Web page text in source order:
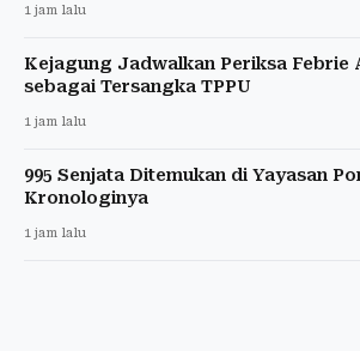
1 jam lalu
Kejagung Jadwalkan Periksa Febrie
sebagai Tersangka TPPU
1 jam lalu
995 Senjata Ditemukan di Yayasan
Kronologinya
1 jam lalu